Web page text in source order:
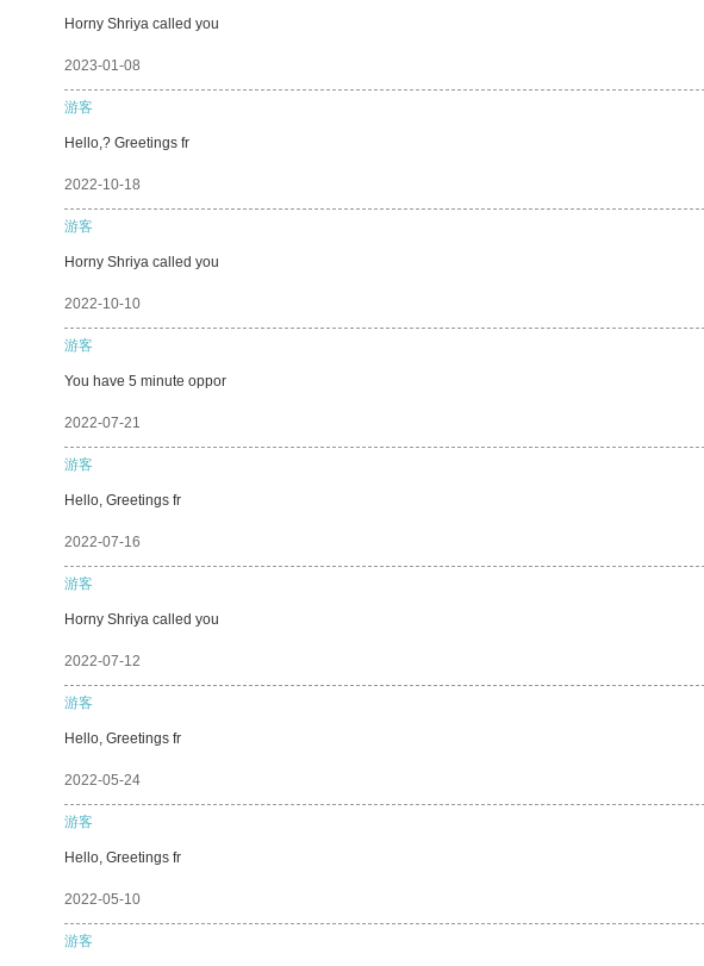
Horny Shriya called you
2023-01-08
游客
Hello,? Greetings fr
2022-10-18
游客
Horny Shriya called you
2022-10-10
游客
You have 5 minute oppor
2022-07-21
游客
Hello, Greetings fr
2022-07-16
游客
Horny Shriya called you
2022-07-12
游客
Hello, Greetings fr
2022-05-24
游客
Hello, Greetings fr
2022-05-10
游客